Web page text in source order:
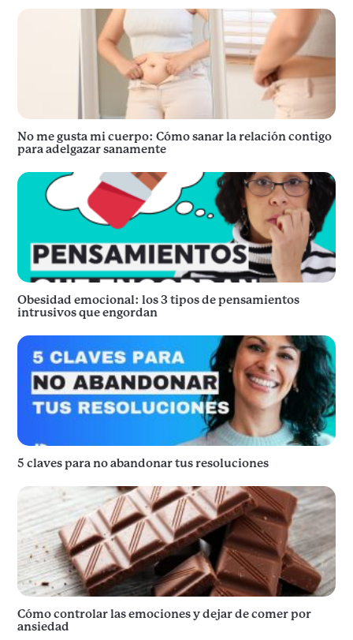
No me gusta mi cuerpo: Cómo sanar la relación contigo
para adelgazar sanamente
Obesidad emocional: los 3 tipos de pensamientos
intrusivos que engordan
5 claves para no abandonar tus resoluciones
Cómo controlar las emociones y dejar de comer por
ansiedad